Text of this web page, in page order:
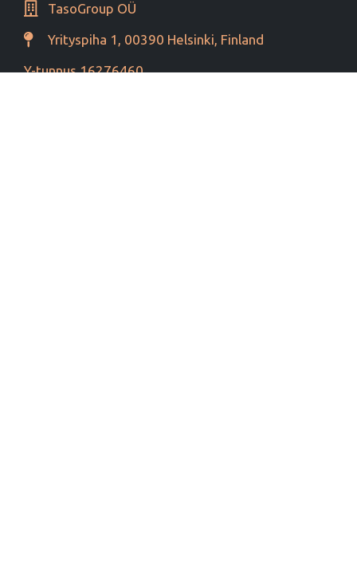
TasoGroup OÜ
Yrityspiha 1, 00390 Helsinki, Finland
Y-tunnus 16276460